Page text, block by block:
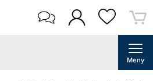
Meny